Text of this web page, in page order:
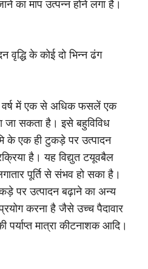
का माप उत्पन्न होने लगा है।
वृद्धि के कोई दो भिन्न ढंग
में एक से अधिक फसलें एक
जा सकता है। इसे बहुविविध
के एक ही टुकड़े पर उत्पादन
है। यह विद्युत टयूवबैल
पूर्ति से संभव हो सका है।
पर उत्पादन बढ़ाने का अन्य
करना है जैसे उच्च पैदावार
पर्याप्त मात्रा कीटनाशक आदि।